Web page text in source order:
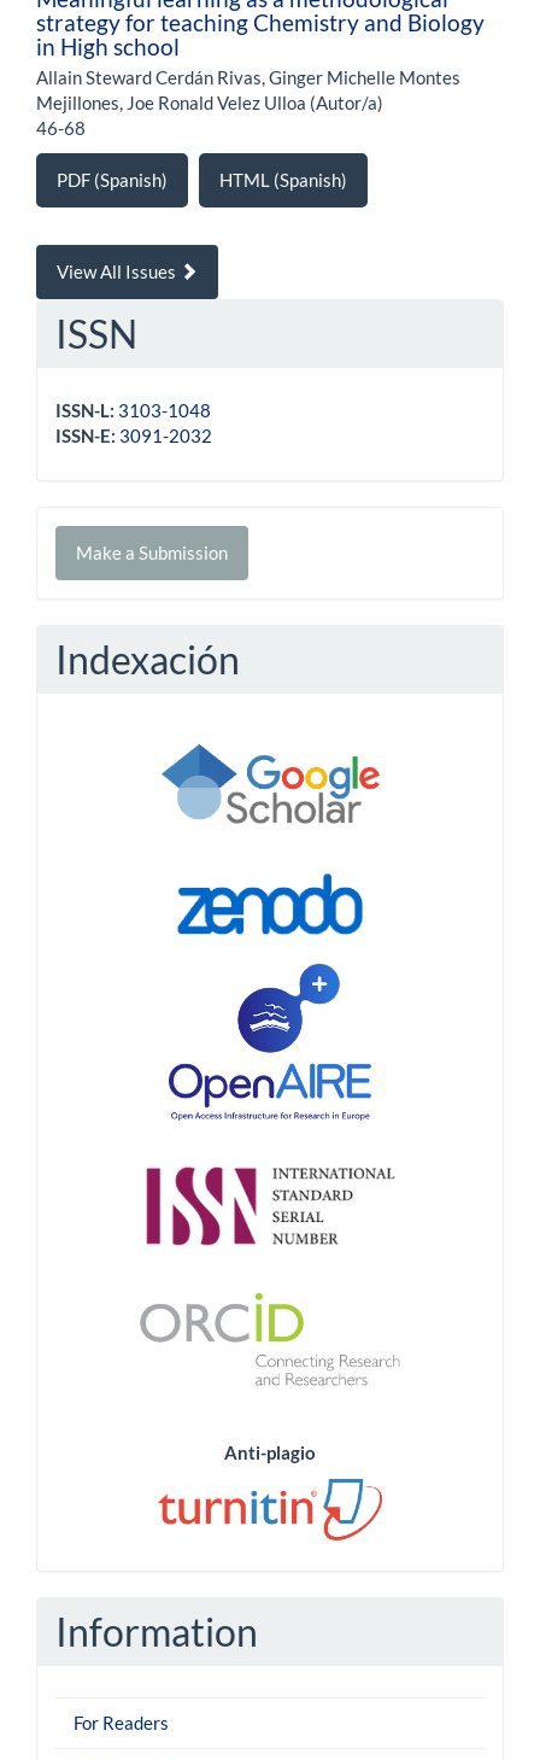
strategy for teaching Chemistry and Biology
in High school
Allain Steward Cerdán Rivas, Ginger Michelle Montes
Mejillones, Joe Ronald Velez Ulloa (Autor/a)
46-68
PDF (Spanish) HTML (Spanish)
View All Issues
ISSN
ISSN-L: 3103-1048
ISSN-E: 3091-2032
Make
Make a Submission
Indexación
Anti-plagio
Information
For Readers